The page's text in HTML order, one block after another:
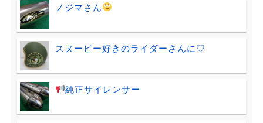
ノジマさん
スヌーピー好きのライダーさんに♡
純正サイレンサー